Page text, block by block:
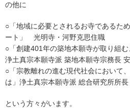
の他に
○「地域に必要とされるお寺であるた
ート」 光明寺・河野克思住職
○「創建401年の築地本願寺が取り組
浄土真宗本願寺派 築地本願寺宗務長
○「宗教離れの進む現代社会において
は」浄土真宗本願寺派 総合研究所所
という方々がいます。